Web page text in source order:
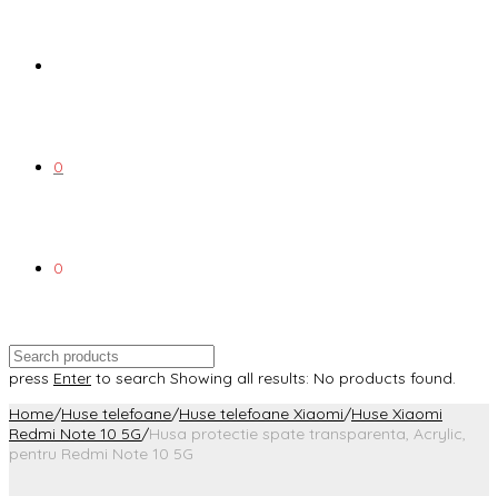
0
0
press Enter to search Showing all results: No products found.
Home/Huse telefoane/Huse telefoane Xiaomi/Huse Xiaomi
Redmi Note 10 5G/Husa protectie spate transparenta, Acrylic,
pentru Redmi Note 10 5G